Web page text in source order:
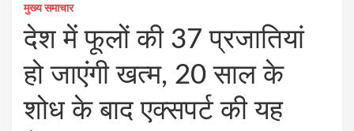
मुख्य समाचार
देश में फूलों की 37 प्रजातियां
हो जाएंगी खत्म, 20 साल के
शोध के बाद एक्सपर्ट की यह